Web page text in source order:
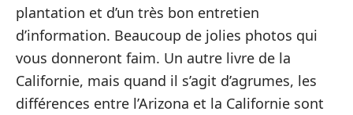
plantation et d’un très bon entretien
d’information. Beaucoup de jolies photos qui
vous donneront faim. Un autre livre de la
Californie, mais quand il s’agit d’agrumes, les
différences entre l’Arizona et la Californie sont